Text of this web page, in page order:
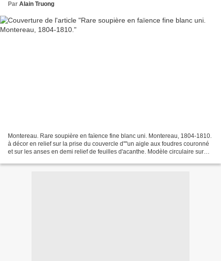
Par Alain Truong
Montereau. Rare soupière en faïence fine blanc uni. Montereau, 1804-1810.
à décor en relief sur la prise du couvercle d''''un aigle aux foudres couronné
et sur les anses en demi relief de feuilles d'acanthe. Modèle circulaire sur